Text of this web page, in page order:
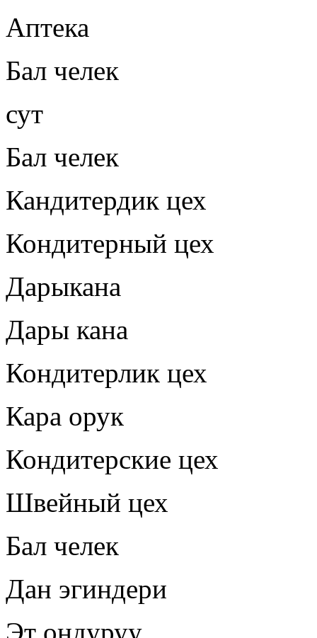
Аптека
Бал челек
сут
Бал челек
Кандитердик цех
Кондитерный цех
Дарыкана
Дары кана
Кондитерлик цех
Кара орук
Кондитерские цех
Швейный цех
Бал челек
Дан эгиндери
Эт ондуруу